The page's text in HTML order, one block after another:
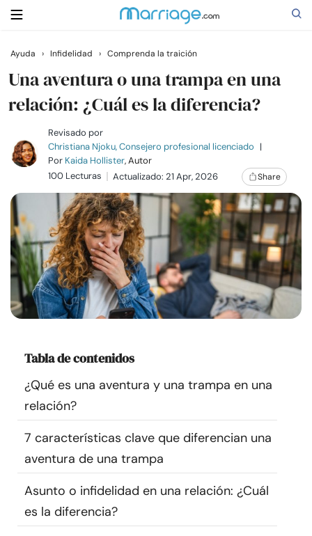
Buscar
Casarse
Relaciones
Familia
Ayuda
Cursos
Comunidad
Encuentra un terapeuta
Idioma
nosotros
Ayuda › Infidelidad › Comprenda la traición
Una aventura o una trampa en una
relación: ¿Cuál es la diferencia?
Revisado por
Christiana Njoku, Consejero profesional licenciado |
Por Kaida Hollister, Autor
100 Lecturas
Actualizado: 21 Apr, 2026 Share
Tabla de contenidos
¿Qué es una aventura y una trampa en una
relación?
7 características clave que diferencian una
aventura de una trampa
Asunto o infidelidad en una relación: ¿Cuál
es la diferencia?